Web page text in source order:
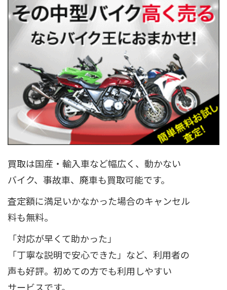
買取は国産・輸入車など幅広く、動かない
バイク、事故車、廃車も買取可能です。
査定額に満足いかなかった場合のキャンセル
料も無料。
「対応が早くて助かった」
「丁寧な説明で安心できた」など、利用者の
声も好評。初めての方でも利用しやすい
サービスです。